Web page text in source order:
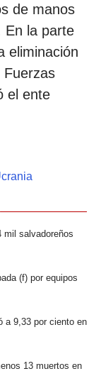
de manos
En la parte
eliminación
Fuerzas
el ente
mil salvadoreños
(f) por equipos
a 9,33 por ciento en
13 muertos en